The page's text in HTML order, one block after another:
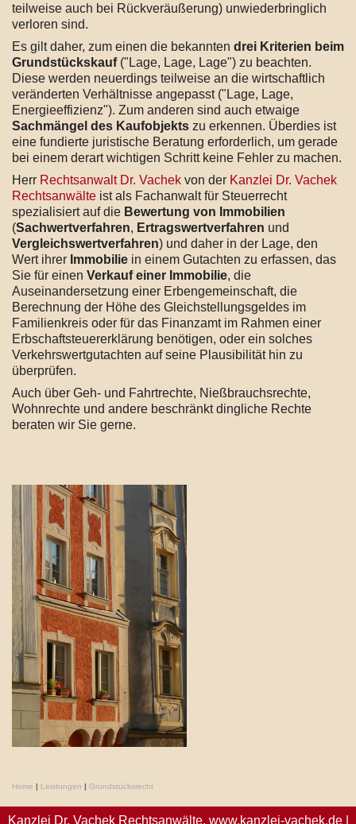
teilweise auch bei Rückveräußerung) unwiederbringlich
verloren sind.
Es gilt daher, zum einen die bekannten drei Kriterien beim
Grundstückskauf("Lage, Lage, Lage") zu beachten.
Diese werden neuerdings teilweise an die wirtschaftlich
veränderten Verhältnisse angepasst ("Lage, Lage,
Energieeffizienz"). Zum anderen sind auch etwaige
Sachmängel des Kaufobjekts zu erkennen. Überdies ist
eine fundierte juristische Beratung erforderlich, um gerade
bei einem derart wichtigen Schritt keine Fehler zu machen.
Herr Rechtsanwalt Dr. Vachek von der Kanzlei Dr. Vachek
Rechtsanwälte ist als Fachanwalt für Steuerrecht
spezialisiert auf die Bewertung von Immobilien
(Sachwertverfahren, Ertragswertverfahren und
Vergleichswertverfahren) und daher in der Lage, den
Wert ihrer Immobilie in einem Gutachten zu erfassen, das
Sie für einen Verkauf einer Immobilie, die
Auseinandersetzung einer Erbengemeinschaft, die
Berechnung der Höhe des Gleichstellungsgeldes im
Familienkreis oder für das Finanzamt im Rahmen einer
Erbschaftsteuererklärung benötigen, oder ein solches
Verkehrswertgutachten auf seine Plausibilität hin zu
überprüfen.
Auch über Geh- und Fahrtrechte, Nießbrauchsrechte,
Wohnrechte und andere beschränkt dingliche Rechte
beraten wir Sie gerne.
Home | Leistungen | Grundstücksrecht
Kanzlei Dr. Vachek Rechtsanwälte, www.kanzlei-vachek.de|